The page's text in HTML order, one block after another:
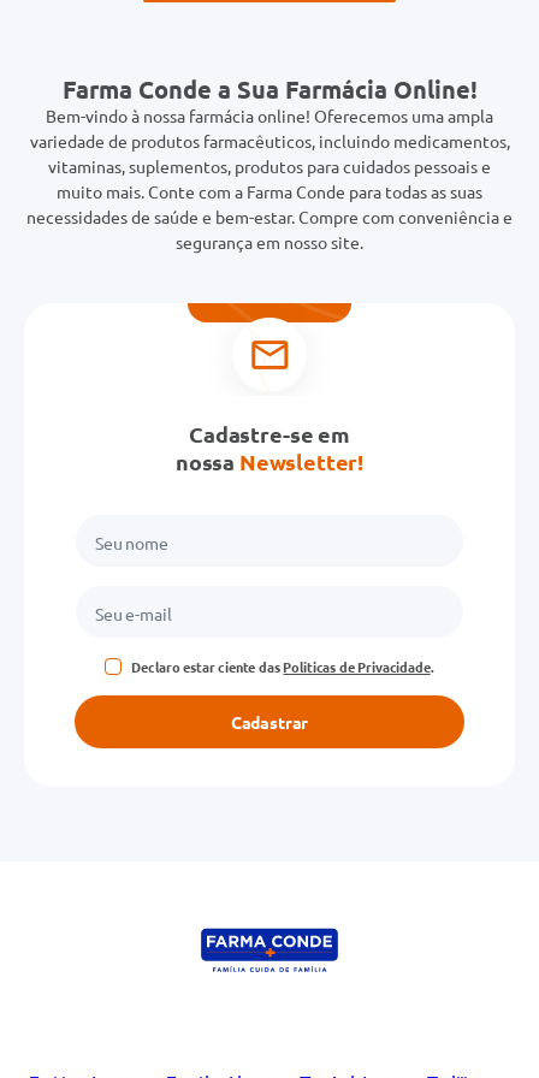
Farma Conde a Sua Farmácia Online!
Bem-vindo à nossa farmácia online! Oferecemos uma ampla
variedade de produtos farmacêuticos, incluindo medicamentos,
vitaminas, suplementos, produtos para cuidados pessoais e
muito mais. Conte com a Farma Conde para todas as suas
necessidades de saúde e bem-estar. Compre com conveniência e
segurança em nosso site.
Cadastre-se em
nossa Newsletter!
Declaro estar ciente dasPolíticas de Privacidade.
Cadastrar